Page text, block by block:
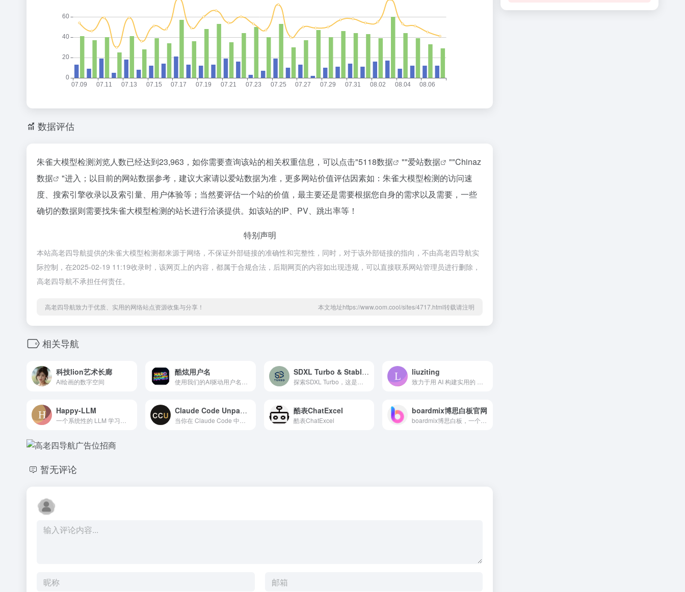
数据评估
朱雀大模型检测浏览人数已经达到23,963，如你需要查询该站的相关权重信息，可以点击"5118数据 ""爱站数据 ""Chinaz
数据
"进入；以目前的网站数据参考，建议大家请以爱站数据为准，更多网站价值评估因素如：朱雀大模型检测的访问速
度、搜索引擎收录以及索引量、用户体验等；当然要评估一个站的价值，最主要还是需要根据您自身的需求以及需要，一些
确切的数据则需要找朱雀大模型检测的站长进行洽谈提供。如该站的IP、PV、跳出率等！
特别声明
本站高老四导航提供的朱雀大模型检测都来源于网络，不保证外部链接的准确性和完整性，同时，对于该外部链接的指向，不由高老四导航实
际控制，在2025-02-19 11:19收录时，该网页上的内容，都属于合规合法，后期网页的内容如出现违规，可以直接联系网站管理员进行删除，
高老四导航不承担任何责任。
高老四导航致力于优质、实用的网络站点资源收集与分享！ 本文地址https://www.oom.cool/sites/4717.html转载请注明
相关导航
科技lion艺术长廊
AI绘画的数字空间
酷炫用户名 SDXL Turbo & Stable Diffusion 3 免费在线生成器 liuziting
Happy-LLM Claude Code Unpacked 酷表ChatExcel
酷表ChatExcel
boardmix博思白板官网
暂无评论